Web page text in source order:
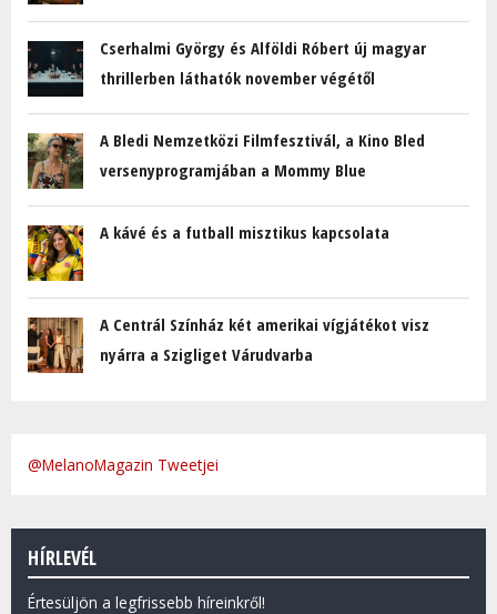
Cserhalmi György és Alföldi Róbert új magyar
thrillerben láthatók november végétől
A Bledi Nemzetközi Filmfesztivál, a Kino Bled
versenyprogramjában a Mommy Blue
A kávé és a futball misztikus kapcsolata
A Centrál Színház két amerikai vígjátékot visz
nyárra a Szigliget Várudvarba
@MelanoMagazin Tweetjei
HÍRLEVÉL
Értesüljön a legfrissebb híreinkről!